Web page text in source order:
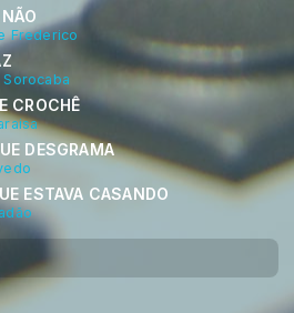
Frederico
CROCHÊ
DESGRAMA
ESTAVA CASANDO